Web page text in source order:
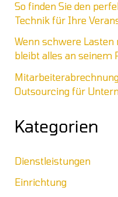
So finden Sie den
Technik für Ihre
Wenn schwere
bleibt alles an seinem
Outsourcing für
Kategorien
Dienstleistungen
Einrichtung